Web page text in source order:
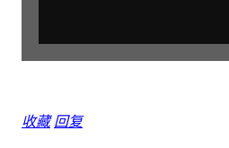
收藏 回复